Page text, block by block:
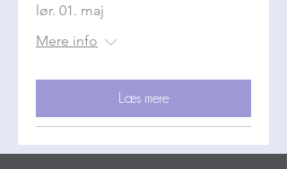
lør. 01. maj
Mere info
Læs mere